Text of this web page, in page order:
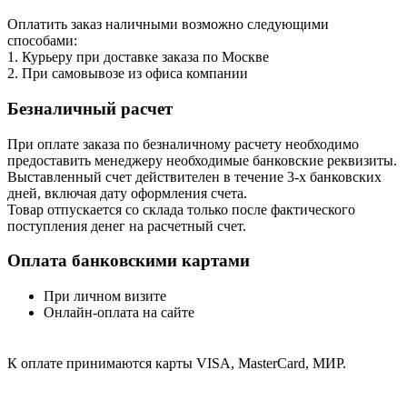
Оплатить заказ наличными возможно следующими
способами:
1. Курьеру при доставке заказа по Москве
2. При самовывозе из офиса компании
Безналичный расчет
При оплате заказа по безналичному расчету необходимо
предоставить менеджеру необходимые банковские реквизиты.
Выставленный счет действителен в течение 3-х банковских
дней, включая дату оформления cчета.
Товар отпускается со склада только после фактического
поступления денег на расчетный счет.
Оплата банковскими картами
При личном визите
Онлайн-оплата на сайте
К оплате принимаются карты VISA, MasterCard, МИР.